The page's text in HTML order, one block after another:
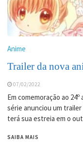
Anime
Trailer da nova
07/02/2022
Em comemoração ao
série anunciou um
terá sua estreia em o
SAIBA MAIS